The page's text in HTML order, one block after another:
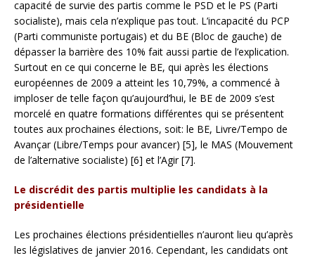
capacité de survie des partis comme le PSD et le PS (Parti
socialiste), mais cela n’explique pas tout. L’incapacité du PCP
(Parti communiste portugais) et du BE (Bloc de gauche) de
dépasser la barrière des 10% fait aussi partie de l’explication.
Surtout en ce qui concerne le BE, qui après les élections
européennes de 2009 a atteint les 10,79%, a commencé à
imploser de telle façon qu’aujourd’hui, le BE de 2009 s’est
morcelé en quatre formations différentes qui se présentent
toutes aux prochaines élections, soit: le BE, Livre/Tempo de
Avançar (Libre/Temps pour avancer) [5], le MAS (Mouvement
de l’alternative socialiste) [6] et l’Agir [7].
Le discrédit des partis multiplie les candidats à la
présidentielle
Les prochaines élections présidentielles n’auront lieu qu’après
les législatives de janvier 2016. Cependant, les candidats ont